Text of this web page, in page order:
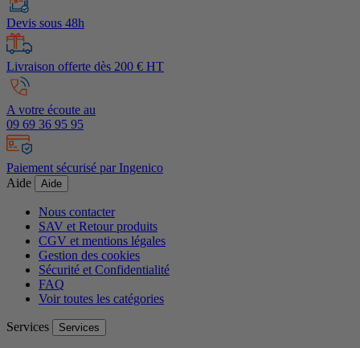
Devis sous 48h
Livraison offerte dès 200 € HT
A votre écoute au
09 69 36 95 95
Paiement sécurisé par Ingenico
Aide
Aide
Nous contacter
SAV et Retour produits
CGV et mentions légales
Gestion des cookies
Sécurité et Confidentialité
FAQ
Voir toutes les catégories
Services Services